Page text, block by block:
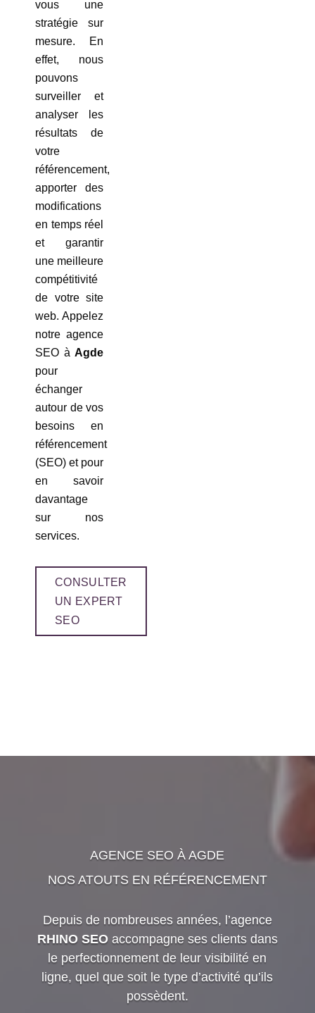
vous une
stratégie sur
mesure. En
effet, nous
pouvons
surveiller et
analyser les
résultats de
votre
référencement,
apporter des
modifications
en temps réel
et garantir
une meilleure
compétitivité
de votre site
web. Appelez
notre agence
SEO àAgde
pour
échanger
autour de vos
besoins en
référencement
(SEO) et pour
en savoir
davantage
sur nos
services.
CONSULTER
UN EXPERT
SEO
AGENCE SEO À AGDE
NOS ATOUTS EN RÉFÉRENCEMENT
Depuis de nombreuses années, l’agence
RHINO SEOaccompagne ses clients dans
le perfectionnement de leur visibilité en
ligne, quel que soit le type d’activité qu’ils
possèdent.